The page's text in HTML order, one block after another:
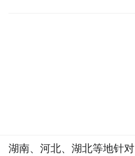
湖南、河北、湖北等地针对